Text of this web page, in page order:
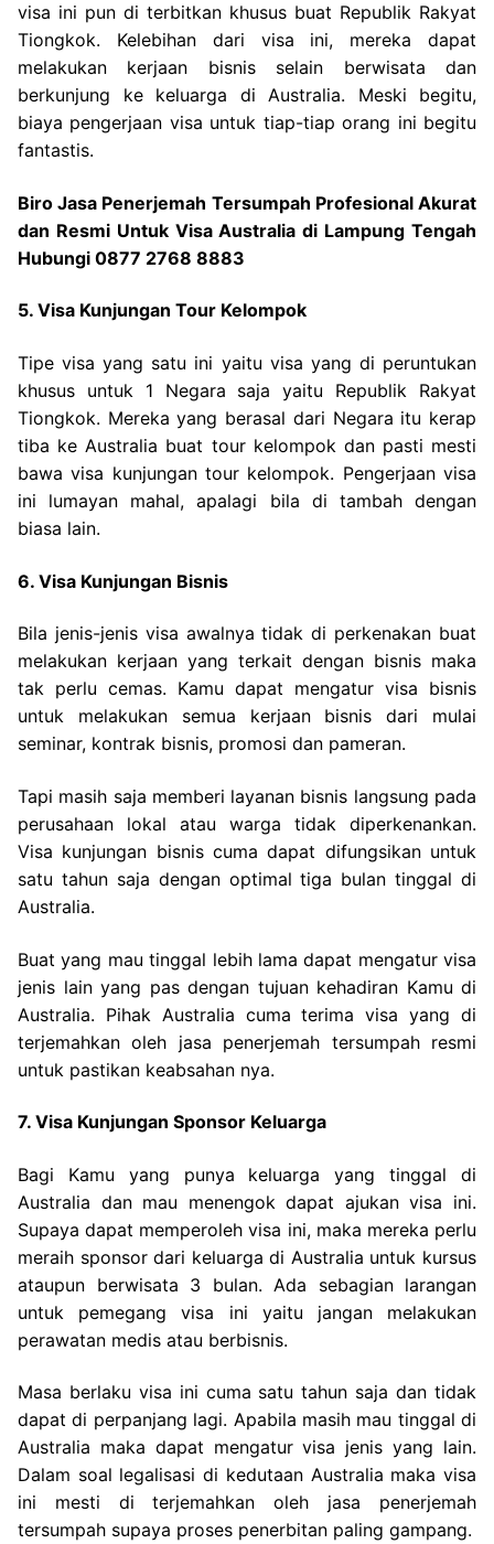
visa ini pun di terbitkan khusus buat Republik Rakyat
Tiongkok. Kelebihan dari visa ini, mereka dapat
melakukan kerjaan bisnis selain berwisata dan
berkunjung ke keluarga di Australia. Meski begitu,
biaya pengerjaan visa untuk tiap-tiap orang ini begitu
fantastis.
Biro Jasa Penerjemah Tersumpah Profesional Akurat
dan Resmi Untuk Visa Australia di Lampung Tengah
Hubungi 0877 2768 8883
5. Visa Kunjungan Tour Kelompok
Tipe visa yang satu ini yaitu visa yang di peruntukan
khusus untuk 1 Negara saja yaitu Republik Rakyat
Tiongkok. Mereka yang berasal dari Negara itu kerap
tiba ke Australia buat tour kelompok dan pasti mesti
bawa visa kunjungan tour kelompok. Pengerjaan visa
ini lumayan mahal, apalagi bila di tambah dengan
biasa lain.
6. Visa Kunjungan Bisnis
Bila jenis-jenis visa awalnya tidak di perkenakan buat
melakukan kerjaan yang terkait dengan bisnis maka
tak perlu cemas. Kamu dapat mengatur visa bisnis
untuk melakukan semua kerjaan bisnis dari mulai
seminar, kontrak bisnis, promosi dan pameran.
Tapi masih saja memberi layanan bisnis langsung pada
perusahaan lokal atau warga tidak diperkenankan.
Visa kunjungan bisnis cuma dapat difungsikan untuk
satu tahun saja dengan optimal tiga bulan tinggal di
Australia.
Buat yang mau tinggal lebih lama dapat mengatur visa
jenis lain yang pas dengan tujuan kehadiran Kamu di
Australia. Pihak Australia cuma terima visa yang di
terjemahkan oleh jasa penerjemah tersumpah resmi
untuk pastikan keabsahan nya.
7. Visa Kunjungan Sponsor Keluarga
Bagi Kamu yang punya keluarga yang tinggal di
Australia dan mau menengok dapat ajukan visa ini.
Supaya dapat memperoleh visa ini, maka mereka perlu
meraih sponsor dari keluarga di Australia untuk kursus
ataupun berwisata 3 bulan. Ada sebagian larangan
untuk pemegang visa ini yaitu jangan melakukan
perawatan medis atau berbisnis.
Masa berlaku visa ini cuma satu tahun saja dan tidak
dapat di perpanjang lagi. Apabila masih mau tinggal di
Australia maka dapat mengatur visa jenis yang lain.
Dalam soal legalisasi di kedutaan Australia maka visa
ini mesti di terjemahkan oleh jasa penerjemah
tersumpah supaya proses penerbitan paling gampang.